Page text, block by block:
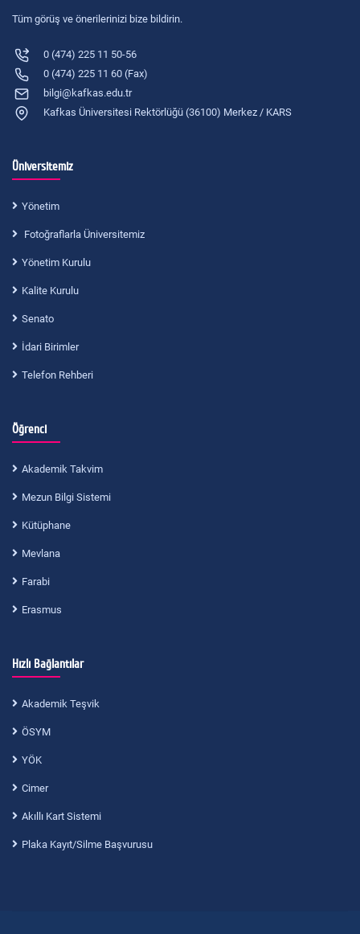
Tüm görüş ve önerilerinizi bize bildirin.
0 (474) 225 11 50-56
0 (474) 225 11 60 (Fax)
bilgi@kafkas.edu.tr
Kafkas Üniversitesi Rektörlüğü (36100) Merkez / KARS
Üniversitemiz
Yönetim
Fotoğraflarla Üniversitemiz
Yönetim Kurulu
Kalite Kurulu
Senato
İdari Birimler
Telefon Rehberi
Öğrenci
Akademik Takvim
Mezun Bilgi Sistemi
Kütüphane
Mevlana
Farabi
Erasmus
Hızlı Bağlantılar
Akademik Teşvik
ÖSYM
YÖK
Cimer
Akıllı Kart Sistemi
Plaka Kayıt/Silme Başvurusu